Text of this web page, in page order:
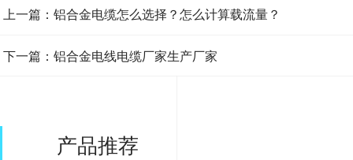
上一篇：铝合金电缆怎么选择？怎么计算载流量？
下一篇：铝合金电线电缆厂家生产厂家
产品推荐